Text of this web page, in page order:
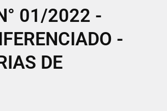
01/2022 -
-
DE